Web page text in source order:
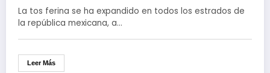
La tos ferina se ha expandido en todos los estrados de
la república mexicana, a…
Leer Más